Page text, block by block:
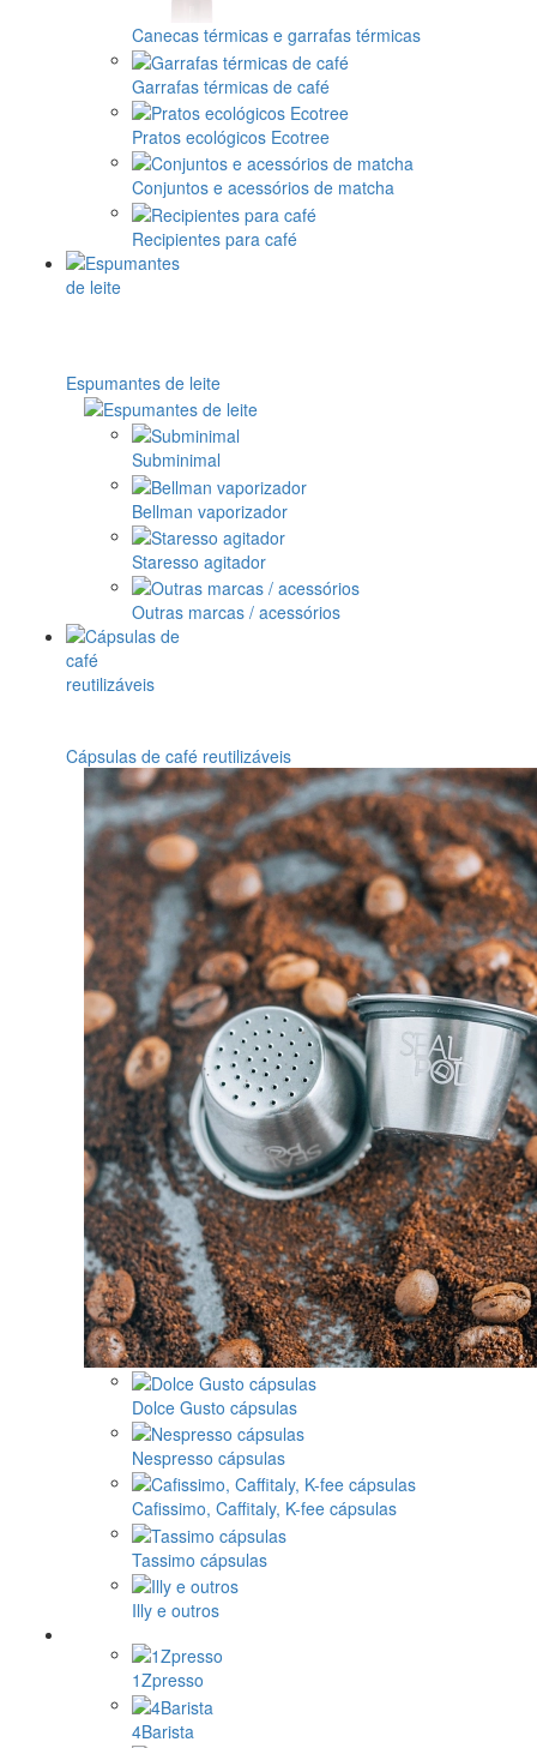
Canecas térmicas e garrafas térmicas
Garrafas térmicas de café
Pratos ecológicos Ecotree
Conjuntos e acessórios de matcha
Recipientes para café
Espumantes de leite
Subminimal
Bellman vaporizador
Staresso agitador
Outras marcas / acessórios
Cápsulas de café reutilizáveis
Dolce Gusto cápsulas
Nespresso cápsulas
Cafissimo, Caffitaly, K-fee cápsulas
Tassimo cápsulas
Illy e outros
1Zpresso
4Barista